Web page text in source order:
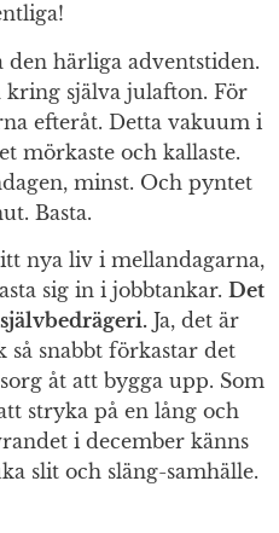
härliga adventstiden.
kring själva julafton. För
efteråt. Detta vakuum i
mörkaste och kallaste.
minst. Och pyntet
Basta.
nya liv i mellandagarna,
sig in i jobbtankar. Det
Ja, det är
så snabbt förkastar det
åt att bygga upp. Som
stryka på en lång och
i december känns
slit och släng-samhälle.